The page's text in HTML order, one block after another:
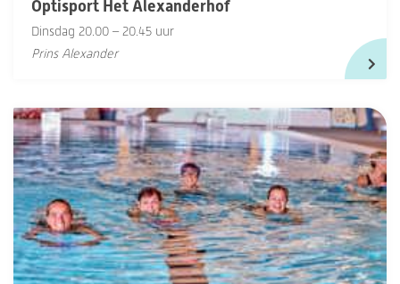
Optisport Het Alexanderhof
Dinsdag 20.00 – 20.45 uur
Prins Alexander